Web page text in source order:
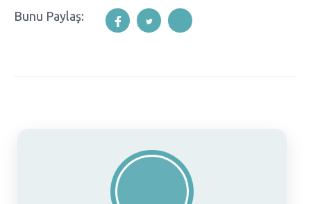
Bunu Paylaş: